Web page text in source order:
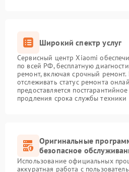
Широкий спектр услуг
Сервисный центр Xiaomi
по всей РФ, бесплатную
ремонт, включая срочный
отслеживать статус ремонта
предоставляется
продления срока службы техники
Оригинальные
безопасное
Использование официальных
аккуратная работа с